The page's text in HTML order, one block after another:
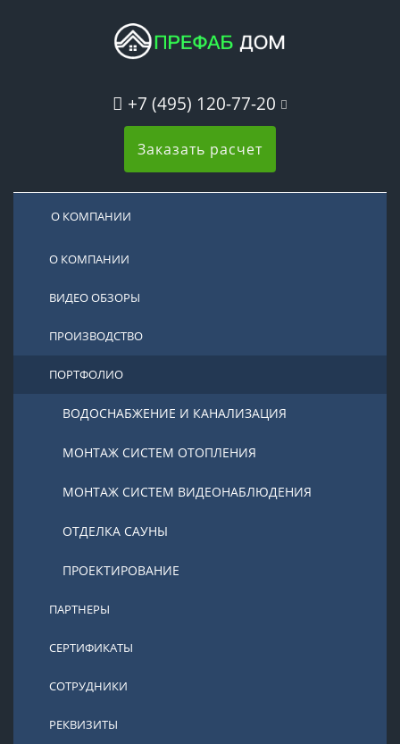
+7 (495) 120-77-20
Заказать расчет
О КОМПАНИИ
О КОМПАНИИ
ВИДЕО ОБЗОРЫ
ПРОИЗВОДСТВО
ПОРТФОЛИО
ВОДОСНАБЖЕНИЕ И КАНАЛИЗАЦИЯ
МОНТАЖ СИСТЕМ ОТОПЛЕНИЯ
МОНТАЖ СИСТЕМ ВИДЕОНАБЛЮДЕНИЯ
ОТДЕЛКА САУНЫ
ПРОЕКТИРОВАНИЕ
ПАРТНЕРЫ
СЕРТИФИКАТЫ
СОТРУДНИКИ
РЕКВИЗИТЫ